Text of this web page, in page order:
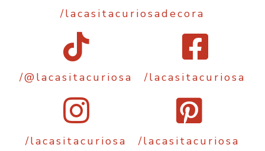
/lacasitacuriosadecora
/@lacasitacuriosa /lacasitacuriosa
/lacasitacuriosa /lacasitacuriosa